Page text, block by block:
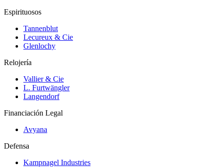
Espirituosos
Tannenblut
Lecureux & Cie
Glenlochy
Relojería
Vallier & Cie
L. Furtwängler
Langendorf
Financiación Legal
Avyana
Defensa
Kampnagel Industries